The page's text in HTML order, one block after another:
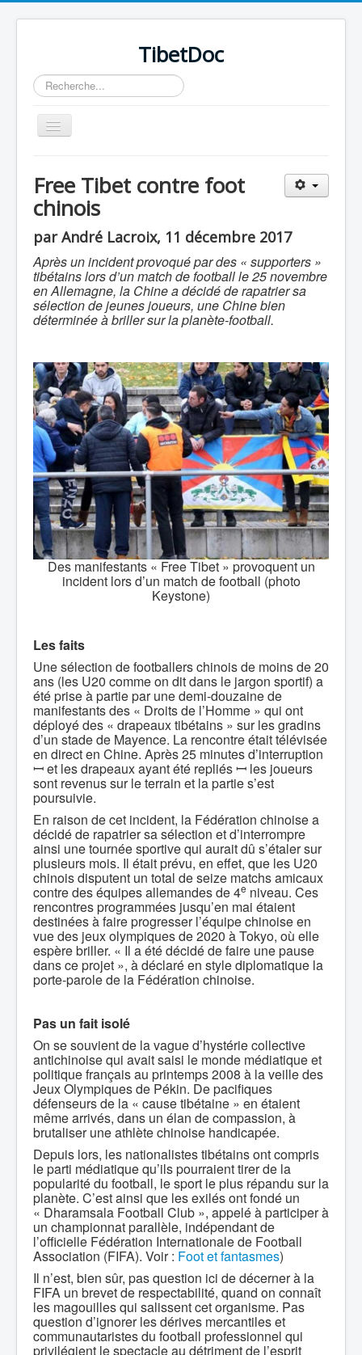
TibetDoc
Rechercher
Basculer
la
≡
Free Tibet contre foot
chinois
par André Lacroix, 11 décembre 2017
Après un incident provoqué par des « supporters »
tibétains lors d’un match de football le 25 novembre
en Allemagne, la Chine a décidé de rapatrier sa
sélection de jeunes joueurs, une Chine bien
déterminée à briller sur la planète-football.
Des manifestants « Free Tibet » provoquent un
incident lors d’un match de football (photo
Keystone)
Les faits
Une sélection de footballers chinois de moins de 20
ans (les U20 comme on dit dans le jargon sportif) a
été prise à partie par une demi-douzaine de
manifestants des « Droits de l’Homme » qui ont
déployé des « drapeaux tibétains » sur les gradins
d’un stade de Mayence. La rencontre était télévisée
en direct en Chine. Après 25 minutes d’interruption
ꟷ et les drapeaux ayant été repliés ꟷ les joueurs
sont revenus sur le terrain et la partie s’est
poursuivie.
En raison de cet incident, la Fédération chinoise a
décidé de rapatrier sa sélection et d’interrompre
ainsi une tournée sportive qui aurait dû s’étaler sur
plusieurs mois. Il était prévu, en effet, que les U20
chinois disputent un total de seize matchs amicaux
contre des équipes allemandes de 4e niveau. Ces
rencontres programmées jusqu’en mai étaient
destinées à faire progresser l’équipe chinoise en
vue des jeux olympiques de 2020 à Tokyo, où elle
espère briller. « Il a été décidé de faire une pause
dans ce projet », à déclaré en style diplomatique la
porte-parole de la Fédération chinoise.
Pas un fait isolé
On se souvient de la vague d’hystérie collective
antichinoise qui avait saisi le monde médiatique et
politique français au printemps 2008 à la veille des
Jeux Olympiques de Pékin. De pacifiques
défenseurs de la « cause tibétaine » en étaient
même arrivés, dans un élan de compassion, à
brutaliser une athlète chinoise handicapée.
Depuis lors, les nationalistes tibétains ont compris
le parti médiatique qu’ils pourraient tirer de la
popularité du football, le sport le plus répandu sur la
planète. C’est ainsi que les exilés ont fondé un
« Dharamsala Football Club », appelé à participer à
un championnat parallèle, indépendant de
l’officielle Fédération Internationale de Football
Association (FIFA). Voir : Foot et fantasmes)
Il n’est, bien sûr, pas question ici de décerner à la
FIFA un brevet de respectabilité, quand on connaît
les magouilles qui salissent cet organisme. Pas
question d’ignorer les dérives mercantiles et
communautaristes du football professionnel qui
privilégient le spectacle au détriment de l’esprit